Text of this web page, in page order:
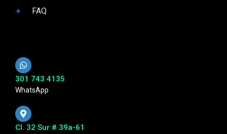
FAQ
301 743 4135
WhatsApp
Cl. 32 Sur # 39a-61